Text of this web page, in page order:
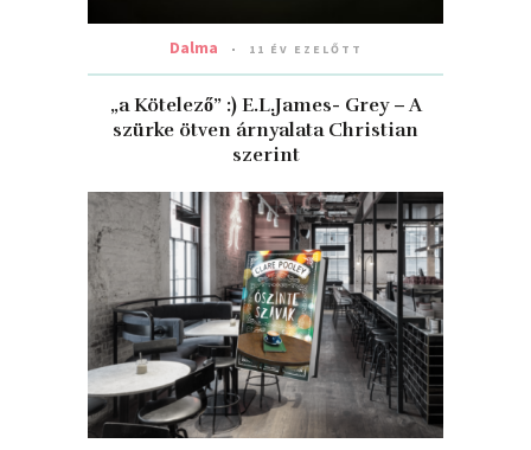
Dalma 11 ÉV EZELŐTT
„a Kötelező” :) E.L.James- Grey – A
szürke ötven árnyalata Christian
szerint